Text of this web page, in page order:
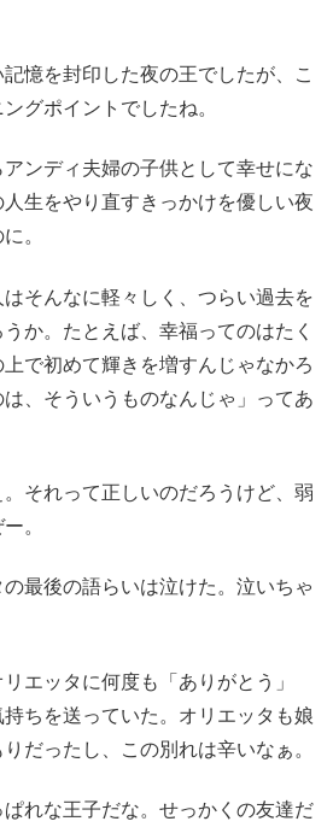
憶を封印した夜の王でしたが、こ
グポイントでしたね。
ンディ夫婦の子供として幸せにな
生をやり直すきっかけを優しい夜
。
そんなに軽々しく、つらい過去を
か。たとえば、幸福ってのはたく
で初めて輝きを増すんじゃなかろ
、そういうものなんじゃ」ってあ
それって正しいのだろうけど、弱
。
最後の語らいは泣けた。泣いちゃ
エッタに何度も「ありがとう」
ちを送っていた。オリエッタも娘
だったし、この別れは辛いなぁ。
れな王子だな。せっかくの友達だ